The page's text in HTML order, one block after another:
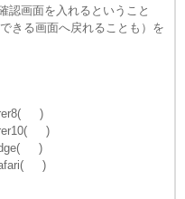
認画面を入れるということ
きる画面へ戻れることも）を
)
)
)
)